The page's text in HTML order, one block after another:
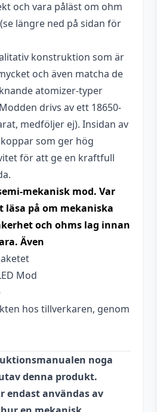
och vara påläst om ohm
längre ned på sidan för
konstruktion som är
och även matcha de
atomizer-typer
drivs av ett 18650-
medföljer ej). Insidan av
som ger hög
för att ge en kraftfull
mekanisk mod. Var
läsa på om mekaniska
och ohms lag innan
Även
Mod
hos tillverkaren, genom
noga
denna produkt.
endast användas av
Mod (Semi-mekanisk)
Avancerat